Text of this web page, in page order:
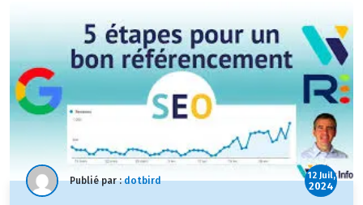
Publié par :dotbird 12 Juil,
2024